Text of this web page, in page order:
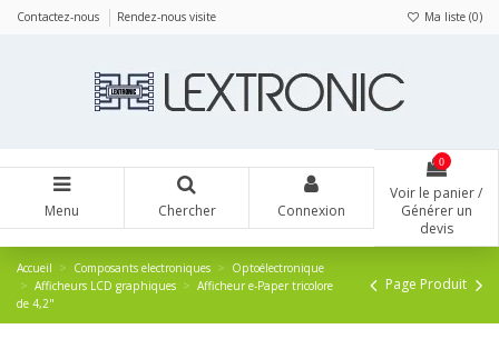
Contactez-nous Rendez-nous visite Ma liste (0)
Menu Chercher Connexion
0
Voir le panier /
Générer un
devis
Accueil Composants electroniques
Optoélectronique
Afficheurs LCD graphiques
Afficheur e-Paper tricolore
de 4,2"
Page Produit
Panneau de gestion des cookies